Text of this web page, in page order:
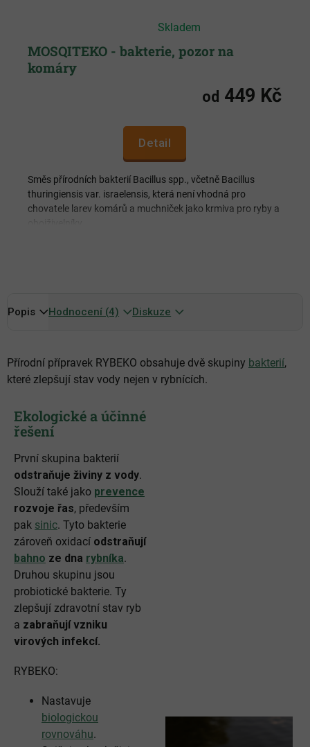
MOSQITEKO - bakterie, pozor na
komáry
4,9
Skladem
od 449 Kč
Detail
Směs přírodních bakterií Bacillus spp., včetně Bacillus
thuringiensis var. israelensis, která není vhodná pro
chovatele larev komárů a muchniček jako krmiva pro ryby a
Voda se dá použít na zalévání rostlin
Popis Hodnocení (4) Diskuze
Přírodní přípravek RYBEKO obsahuje dvě skupiny bakterií,
které zlepšují stav vody nejen v rybnících.
Ekologické a účinné
řešení
První skupina bakterií
odstraňuje živiny z vody.
Slouží také jako prevence
rozvoje řas, především
pak sinic. Tyto bakterie
zároveň oxidací odstraňují
bahno ze dna rybníka.
Druhou skupinu jsou
probiotické bakterie. Ty
zlepšují zdravotní stav ryb
a zabraňují vzniku
virových infekcí.
RYBEKO:
Nastavuje
biologickou
rovnováhu.